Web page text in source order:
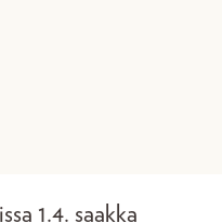
1.4. saakka